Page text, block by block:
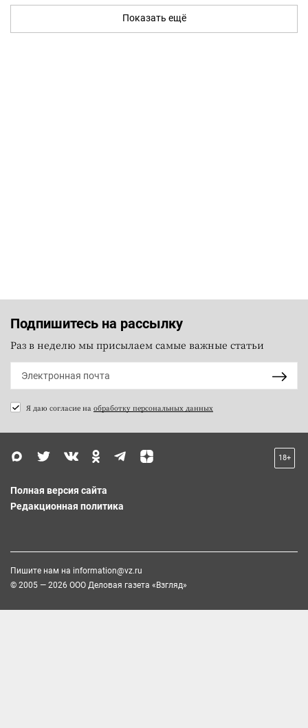
Показать ещё
Подпишитесь на рассылку
Раз в неделю мы присылаем самые важные статьи
Я даю согласие на обработку персональных данных
18+
Полная версия сайта
Редакционная политика
Пишите нам на information@vz.ru
© 2005 — 2026 ООО Деловая газета «Взгляд»